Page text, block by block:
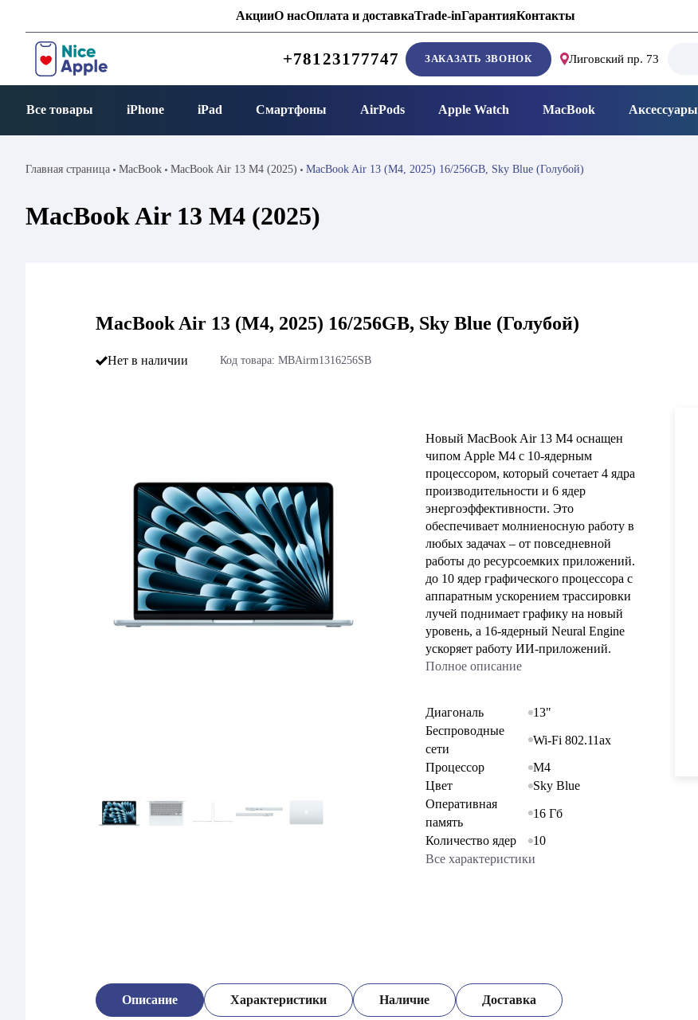
АкцииО насОплата и доставкаTrade-inГарантияКонтакты
+78123177747 ЗАКАЗАТЬ ЗВОНОК Лиговский пр. 73
Все товары iPhone iPad Смартфоны AirPods Apple Watch MacBook Аксессуары
Главная страница MacBook MacBook Air 13 M4 (2025) MacBook Air 13 (M4, 2025) 16/256GB, Sky Blue (Голубой)
MacBook Air 13 M4 (2025)
MacBook Air 13 (M4, 2025) 16/256GB, Sky Blue (Голубой)
Нет в наличии Код товара: MBAirm1316256SB
Новый MacBook Air 13 M4 оснащен
чипом Apple M4 с 10-ядерным
процессором, который сочетает 4 ядра
производительности и 6 ядер
энергоэффективности. Это
обеспечивает молниеносную работу в
любых задачах – от повседневной
работы до ресурсоемких приложений.
до 10 ядер графического процессора с
аппаратным ускорением трассировки
лучей поднимает графику на новый
уровень, а 16-ядерный Neural Engine
ускоряет работу ИИ-приложений.
Полное описание
Диагональ
13"
Беспроводные
сети
Wi-Fi 802.11ax
Процессор
M4
Цвет
Sky Blue
Оперативная
память
16 Гб
Количество ядер
10
Все характеристики
Описание Характеристики Наличие Доставка